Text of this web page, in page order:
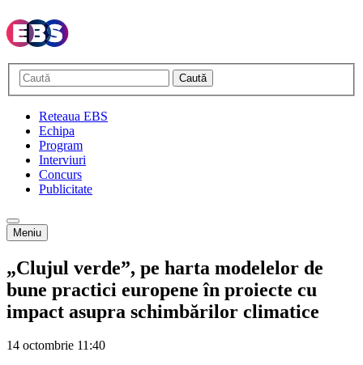
Caută
Reteaua EBS
Echipa
Program
Interviuri
Concurs
Publicitate
Meniu
„Clujul verde”, pe harta modelelor de
bune practici europene în proiecte cu
impact asupra schimbărilor climatice
14 octombrie 11:40